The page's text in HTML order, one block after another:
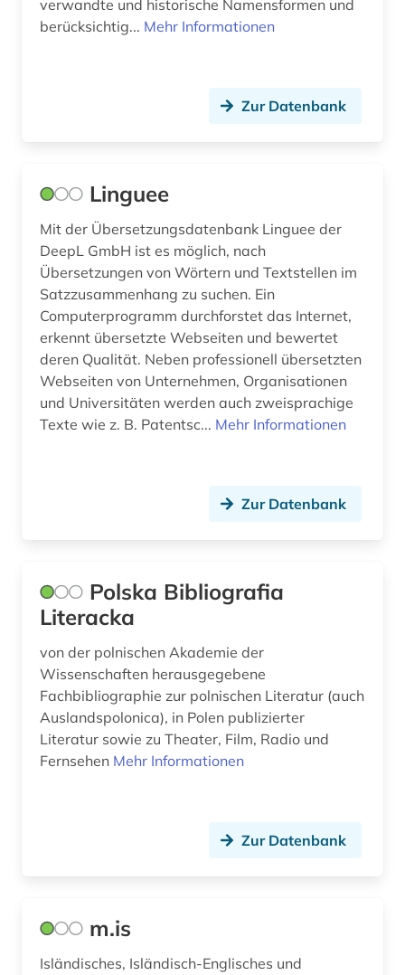
verwandte und historische Namensformen und
berücksichtig... Mehr Informationen
Zur Datenbank
Linguee
Mit der Übersetzungsdatenbank Linguee der
DeepL GmbH ist es möglich, nach
Übersetzungen von Wörtern und Textstellen im
Satzzusammenhang zu suchen. Ein
Computerprogramm durchforstet das Internet,
erkennt übersetzte Webseiten und bewertet
deren Qualität. Neben professionell übersetzten
Webseiten von Unternehmen, Organisationen
und Universitäten werden auch zweisprachige
Texte wie z. B. Patentsc... Mehr Informationen
Zur Datenbank
Polska Bibliografia
Literacka
von der polnischen Akademie der
Wissenschaften herausgegebene
Fachbibliographie zur polnischen Literatur (auch
Auslandspolonica), in Polen publizierter
Literatur sowie zu Theater, Film, Radio und
Fernsehen Mehr Informationen
Zur Datenbank
m.is
Isländisches, Isländisch-Englisches und